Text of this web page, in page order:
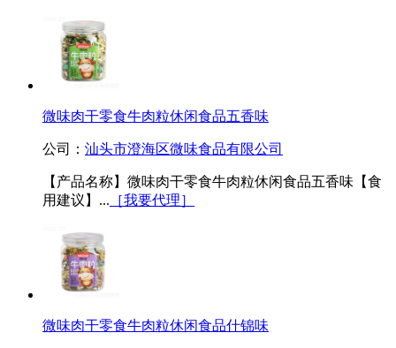
微味肉干零食牛肉粒休闲食品五香味
公司： 汕头市澄海区微味食品有限公司
【产品名称】微味肉干零食牛肉粒休闲食品五香味【食
用建议】... ［我要代理］
微味肉干零食牛肉粒休闲食品什锦味